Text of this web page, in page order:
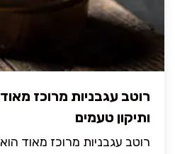
רוטב עגבניות מרוכז
ותיקון טעמים
רוטב עגבניות מרוכז מאוד